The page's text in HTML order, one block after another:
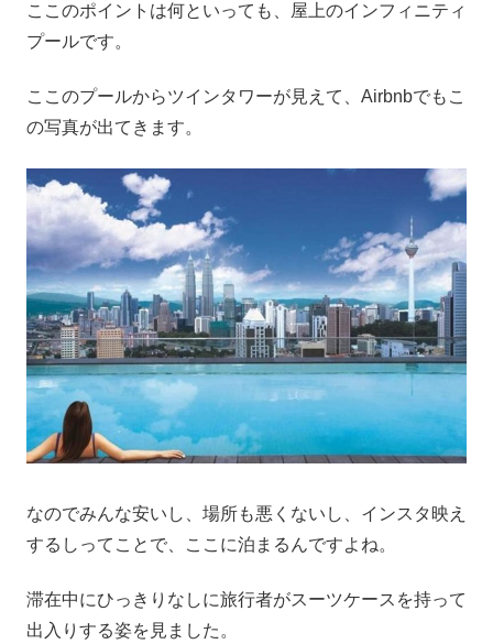
ここのポイントは何といっても、屋上のインフィニティ
プールです。
ここのプールからツインタワーが見えて、Airbnbでもこ
の写真が出てきます。
なのでみんな安いし、場所も悪くないし、インスタ映え
するしってことで、ここに泊まるんですよね。
滞在中にひっきりなしに旅行者がスーツケースを持って
出入りする姿を見ました。